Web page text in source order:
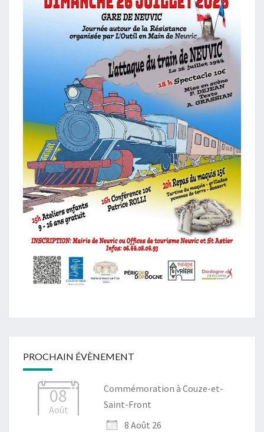
PROCHAIN ÉVÈNEMENT
08
Août
Commémoration à Couze-et-
Saint-Front
8 Août 26